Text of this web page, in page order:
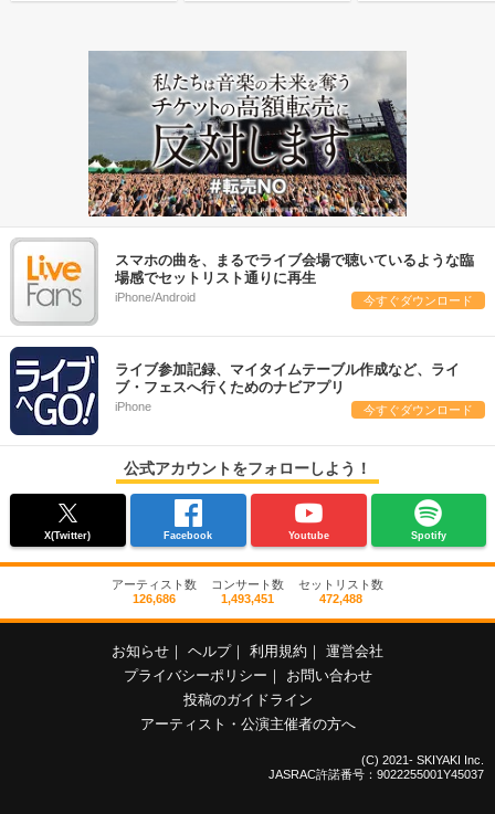
スマホの曲を、まるでライブ会場で聴いているような臨
場感でセットリスト通りに再生
iPhone/Android 今すぐダウンロード
ライブ参加記録、マイタイムテーブル作成など、ライ
ブ・フェスへ行くためのナビアプリ
iPhone 今すぐダウンロード
公式アカウントをフォローしよう！
X(Twitter) Facebook Youtube Spotify
アーティスト数
126,686
コンサート数
1,493,451
セットリスト数
472,488
お知らせ ｜ ヘルプ｜ 利用規約 ｜ 運営会社
プライバシーポリシー ｜
お問い合わせ
投稿のガイドライン
アーティスト・公演主催者の方へ
(C) 2021- SKIYAKI Inc.
JASRAC許諾番号：9022255001Y45037